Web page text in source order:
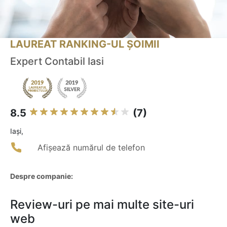
LAUREAT RANKING-UL ȘOIMII
Expert Contabil Iasi
8.5 (7)
Iaşi,
Afișează numărul de telefon
Despre companie:
Review-uri pe mai multe site-uri
web